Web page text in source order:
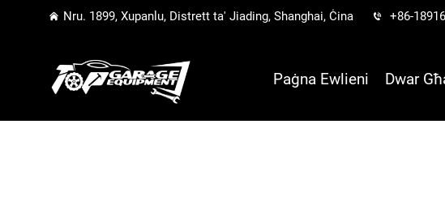
Nru. 1899, Xupanlu, Distrett ta' Jiading, Shanghai, Ċina +86-
Paġna Ewlieni Dwar